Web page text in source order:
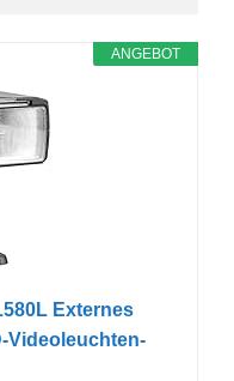
ANGEBOT
Externes
Videoleuchten-